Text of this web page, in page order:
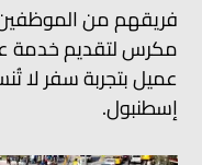
فريقهم من الموظفين
مكرس لتقديم خدمة
عميل بتجربة سفر لا
إسطنبول.